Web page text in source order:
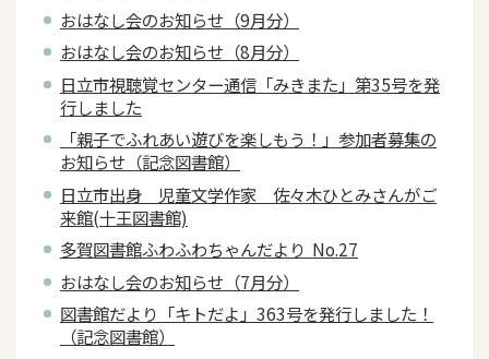
おはなし会のお知らせ（9月分）
おはなし会のお知らせ（8月分）
日立市視聴覚センター通信「みきまた」第35号を発
行しました
「親子でふれあい遊びを楽しもう！」参加者募集の
お知らせ（記念図書館）
日立市出身 児童文学作家 佐々木ひとみさんがご
来館(十王図書館)
多賀図書館ふわふわちゃんだより No.27
おはなし会のお知らせ（7月分）
図書館だより「キトだよ」363号を発行しました！
（記念図書館）